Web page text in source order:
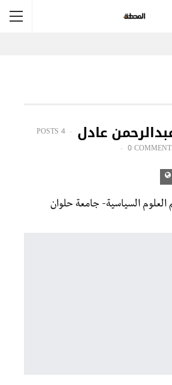
عادل
4 POSTS
0
السياسية- جامعة حلوان